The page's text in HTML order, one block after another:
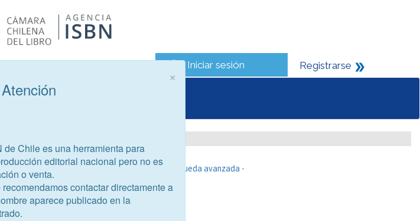
Iniciar sesión Registrarse
libros
- Búsqueda avanzada -
×
Chile es una herramienta para
editorial nacional pero no es
o venta.
contactar directamente a
aparece publicado en la